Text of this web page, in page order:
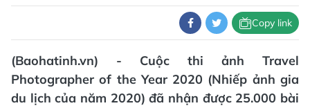
Copy link
(Baohatinh.vn) - Cuộc thi ảnh Travel
Photographer of the Year 2020 (Nhiếp ảnh gia
du lịch của năm 2020) đã nhận được 25.000 bài